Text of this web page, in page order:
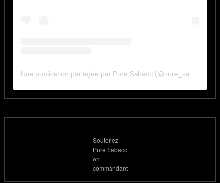
Soutenez
Pure Sabacc
en
commandant